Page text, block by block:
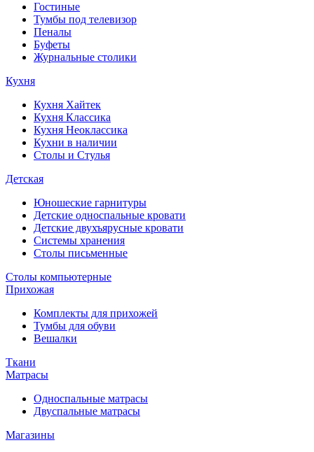
Гостиные
Тумбы под телевизор
Пеналы
Буфеты
Журнальные столики
Кухня
Кухня Хайтек
Кухня Классика
Кухня Неоклассика
Кухни в наличии
Столы и Стулья
Детская
Юношеские гарнитуры
Детские односпальные кровати
Детские двухъярусные кровати
Системы хранения
Столы письменные
Столы компьютерные
Прихожая
Комплекты для прихожей
Тумбы для обуви
Вешалки
Ткани
Матрасы
Односпальные матрасы
Двуспальные матрасы
Магазины